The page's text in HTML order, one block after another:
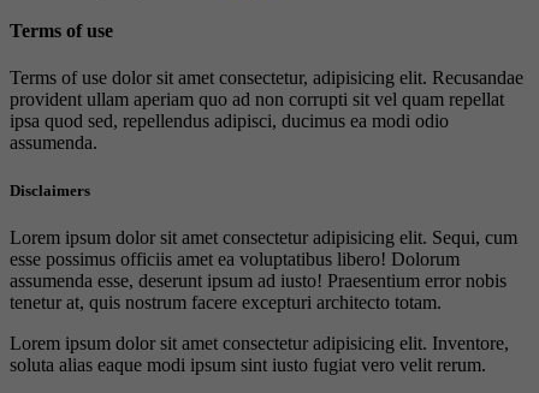
Terms of use
Terms of use dolor sit amet consectetur, adipisicing elit. Recusandae
provident ullam aperiam quo ad non corrupti sit vel quam repellat
ipsa quod sed, repellendus adipisci, ducimus ea modi odio
assumenda.
Disclaimers
Lorem ipsum dolor sit amet consectetur adipisicing elit. Sequi, cum
esse possimus officiis amet ea voluptatibus libero! Dolorum
assumenda esse, deserunt ipsum ad iusto! Praesentium error nobis
tenetur at, quis nostrum facere excepturi architecto totam.
Lorem ipsum dolor sit amet consectetur adipisicing elit. Inventore,
soluta alias eaque modi ipsum sint iusto fugiat vero velit rerum.